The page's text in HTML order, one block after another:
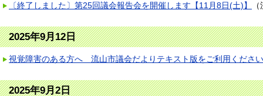
〔終了しました〕第25回議会報告会を開催します【11月8日(土)】 （
2025年9月12日
視覚障害のある方へ 流山市議会だよりテキスト版をご利用ください
2025年9月2日